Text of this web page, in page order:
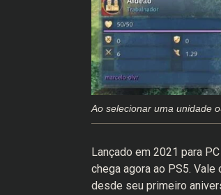
Ao selecionar uma unidade
Lançado em 2021 para
chega agora ao PS5.
desde seu primeiro